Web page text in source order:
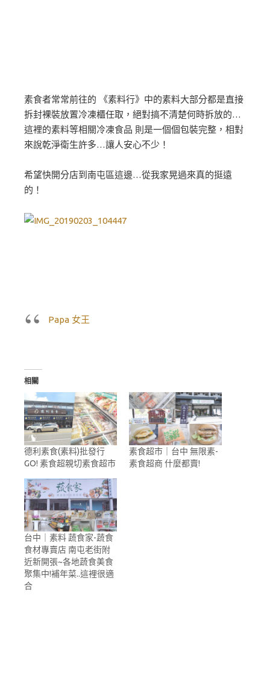
素食者常常前往的 《素料行》中的素料大部分都是直接
拆封裸裝放置冷凍櫃任取，絕對搞不清楚何時拆放的…
這裡的素料等相關冷凍食品 則是一個個包裝完整，相對
來說乾淨衛生許多…讓人安心不少！
希望快開分店到南屯區這邊…從我家晃過來真的挺遠
的！
Papa 女王
相關
德利素食(素料)批發行
GO! 素食超親切素食超市
素食超市｜台中 無限素-
素食超商 什麼都賣!
台中｜素料 蔬食家-蔬食
食材專賣店 南屯老街附
近新開張~各地蔬食美食
聚集中!補年菜..這裡很適
合